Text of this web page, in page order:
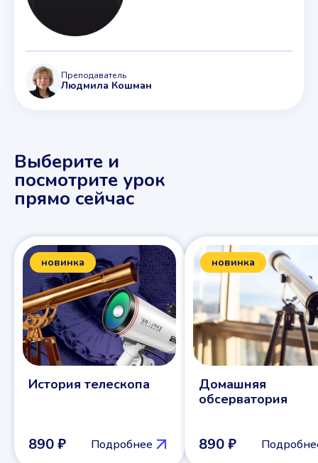
Преподаватель
Людмила Кошман
Выберите и
посмотрите урок
прямо сейчас
новинка
История телескопа
890 ₽ Подробнее
новинка
Домашняя
обсерватория
890 ₽